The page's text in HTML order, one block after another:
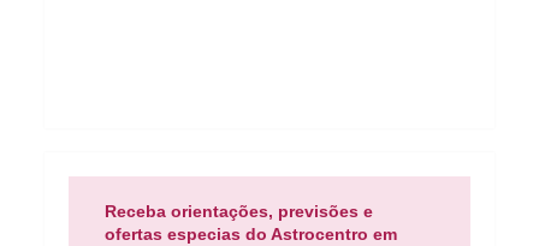
Receba orientações, previsões e
ofertas especias do Astrocentro em